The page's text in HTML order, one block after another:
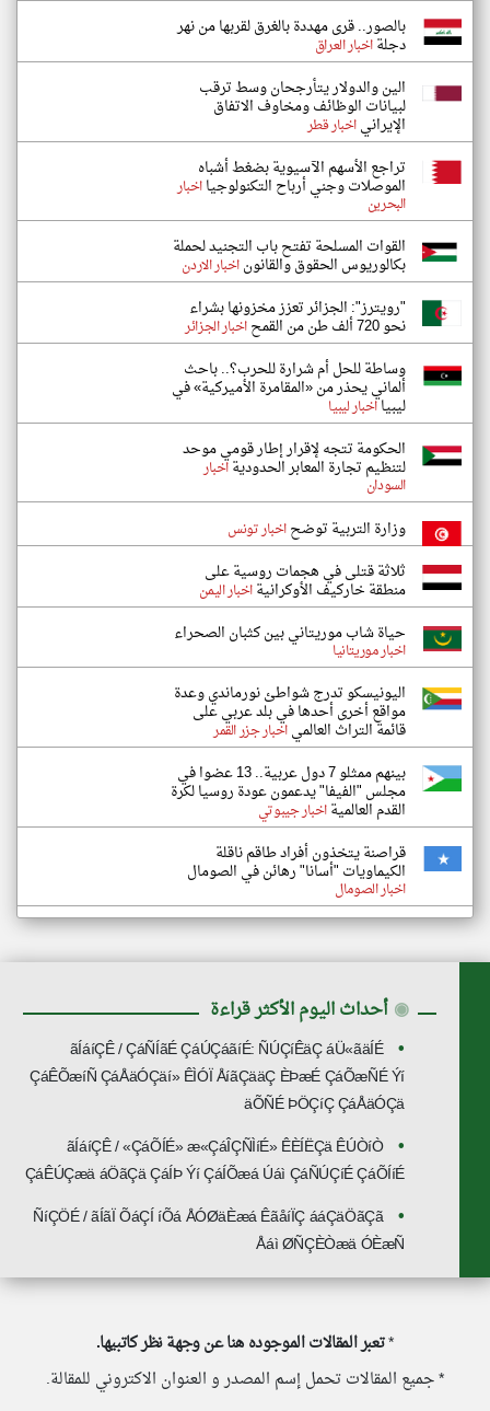
بالصور.. قرى مهددة بالغرق لقربها من نهر
دجلةاخبار العراق
الين والدولار يتأرجحان وسط ترقب
لبيانات الوظائف ومخاوف الاتفاق
الإيرانياخبار قطر
تراجع الأسهم الآسيوية بضغط أشباه
الموصلات وجني أرباح التكنولوجيااخبار
البحرين
القوات المسلحة تفتح باب التجنيد لحملة
بكالوريوس الحقوق والقانوناخبار الاردن
"رويترز": الجزائر تعزز مخزونها بشراء
نحو 720 ألف طن من القمح اخبار الجزائر
وساطة للحل أم شرارة للحرب؟.. باحث
ألماني يحذر من «المقامرة الأميركية» في
ليبيااخبار ليبيا
الحكومة تتجه لإقرار إطار قومي موحد
لتنظيم تجارة المعابر الحدوديةاخبار
السودان
وزارة التربية توضحاخبار تونس
ثلاثة قتلى في هجمات روسية على
منطقة خاركيف الأوكرانيةاخبار اليمن
حياة شاب موريتاني بين كثبان الصحراء
اخبار موريتانيا
اليونيسكو تدرج شواطئ نورماندي وعدة
مواقع أخرى أحدها في بلد عربي على
قائمة التراث العالمياخبار جزر القمر
بينهم ممثلو 7 دول عربية.. 13 عضوا في
مجلس "الفيفا" يدعمون عودة روسيا لكرة
القدم العالميةاخبار جيبوتي
قراصنة يتخذون أفراد طاقم ناقلة
الكيماويات "أسانا" رهائن في الصومال
اخبار الصومال
◉ أحداث اليوم الأكثر قراءة
ãÍáíÇÊ / ÇáÑÍãÉ ÇáÚÇáãíÉ: ÑÚÇíÊäÇ áÜ«ãäÍÉ
ÇáÊÕæíÑ ÇáÅäÓÇäí» ÊÌÓÏ ÅíãÇääÇ ÈÞæÉ ÇáÕæÑÉ Ýí
äÕÑÉ ÞÖÇíÇ ÇáÅäÓÇä
ãÍáíÇÊ / «ÇáÕÍÉ» æ«ÇáÎÇÑÌíÉ» ÊÈÍËÇä ÊÚÒíÒ
ÇáÊÚÇæä áÖãÇä ÇáÍÞ Ýí ÇáÍÕæá Úáì ÇáÑÚÇíÉ ÇáÕÍíÉ
ÑíÇÖÉ / ãÍãÏ ÕáÇÍ íÕá ÅÓØäÈæá ÊãåíÏÇ ááÇäÖãÇã
Åáì ØÑÇÈÒæä ÓÈæÑ
*تعبر المقالات الموجوده هنا عن وجهة نظر كاتبيها.
* جميع المقالات تحمل إسم المصدر و العنوان الاكتروني للمقالة.